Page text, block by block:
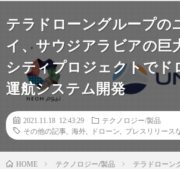
テラドローングループの
イ、サウジアラビアの巨
シティプロジェクトでド
運航システム開発
2021.11.18 12:43:29
テクノロジー/製品
その他の記事
海外 ドローン プレスリリース
HOME テクノロジー/製品 テラドローン